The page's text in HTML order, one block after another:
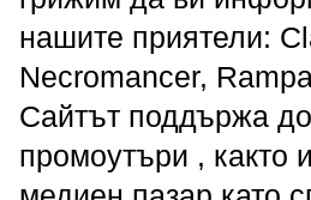
нашите приятели:
Necromancer,
Сайтът поддържа
промоутъри , както